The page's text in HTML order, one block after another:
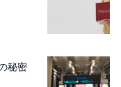
秘密